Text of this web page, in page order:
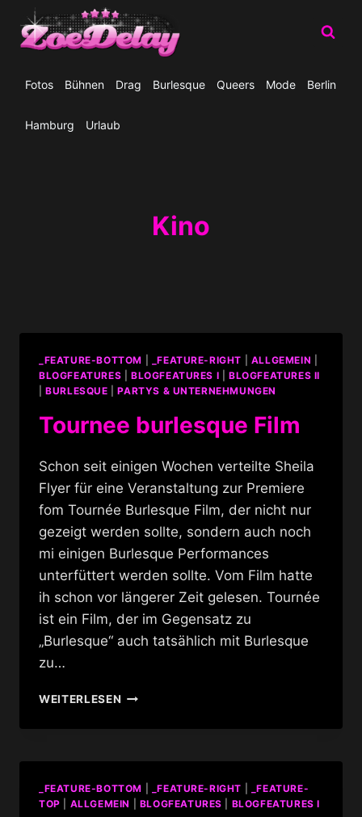
Inhalt
springen
Fotos Bühnen Drag Burlesque Queers Mode Berlin
Hamburg Urlaub
Kino
_FEATURE-BOTTOM _FEATURE-RIGHT ALLGEMEIN
BLOGFEATURES
BLOGFEATURES I |BLOGFEATURES II
|BURLESQUE |PARTYS & UNTERNEHMUNGEN
Tournee burlesque Film
Schon seit einigen Wochen verteilte Sheila
Flyer für eine Veranstaltung zur Premiere
fom Tournée Burlesque Film, der nicht nur
gezeigt werden sollte, sondern auch noch
mi einigen Burlesque Performances
unterfüttert werden sollte. Vom Film hatte
ih schon vor längerer Zeit gelesen. Tournée
ist ein Film, der im Gegensatz zu
„Burlesque“ auch tatsählich mit Burlesque
zu…
WEITERLESENTOURNEE
FILM
_FEATURE-BOTTOM _FEATURE-RIGHT
_FEATURE-
TOP
ALLGEMEIN BLOGFEATURES BLOGFEATURES I